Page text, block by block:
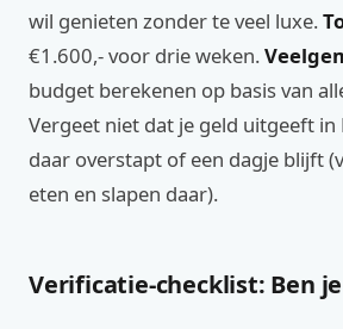
wil genieten zonder te veel luxe.
€1.600,- voor drie weken.
budget berekenen op basis van
Vergeet niet dat je geld uitgeeft in
daar overstapt of een dagje blijft
eten en slapen daar).
Verificatie-checklist: Ben